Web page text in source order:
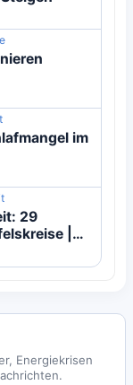
im
29
|
Energiekrisen